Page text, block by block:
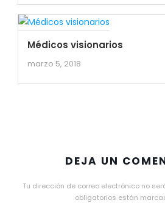
Médicos visionarios
marzo 5, 2018
DEJA UN
Tu dirección de correo electrónico no
obligatorios están